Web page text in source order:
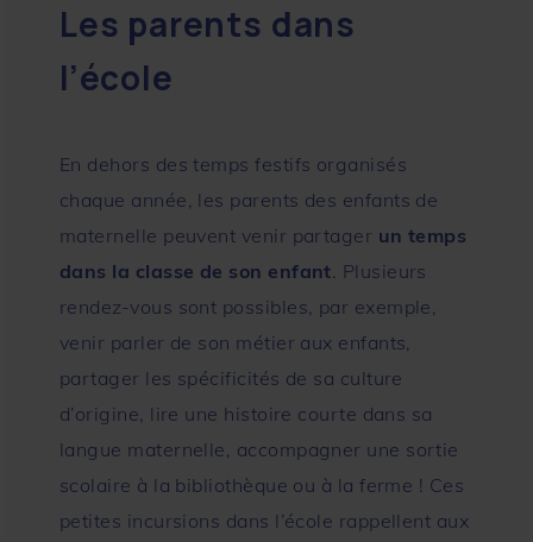
Les parents dans
l’école
En dehors des temps festifs organisés
chaque année, les parents des enfants de
maternelle peuvent venir partager un temps
dans la classe de son enfant . Plusieurs
rendez-vous sont possibles, par exemple,
venir parler de son métier aux enfants,
partager les spécificités de sa culture
d’origine, lire une histoire courte dans sa
langue maternelle, accompagner une sortie
scolaire à la bibliothèque ou à la ferme ! Ces
petites incursions dans l’école rappellent aux